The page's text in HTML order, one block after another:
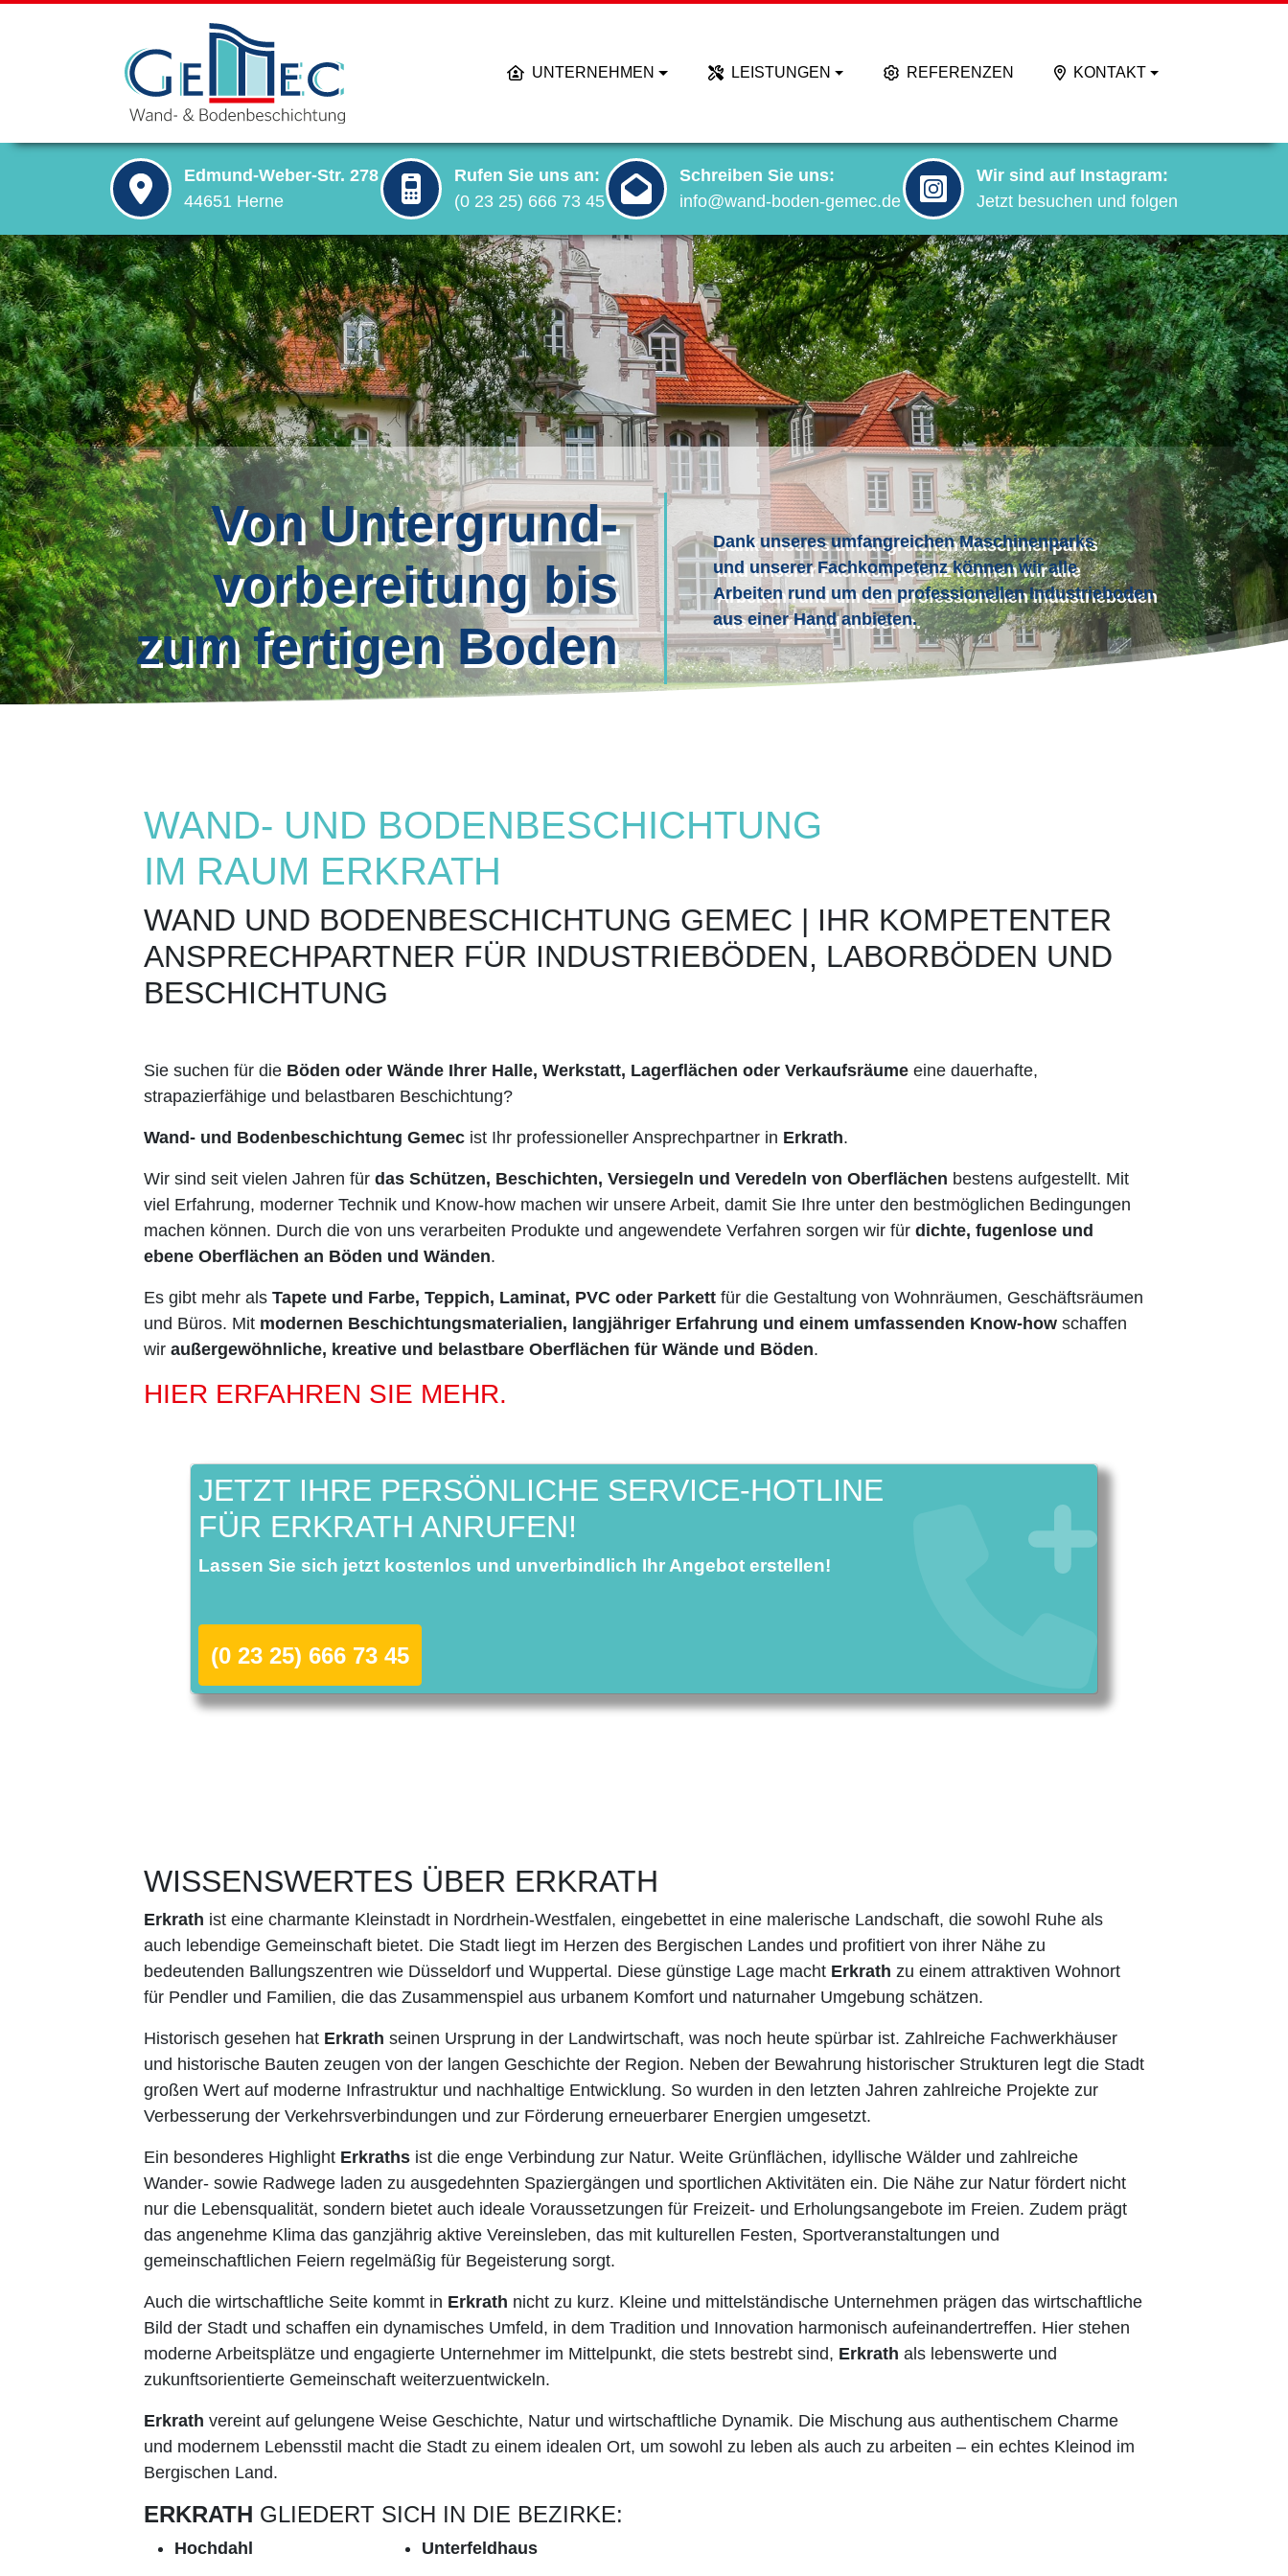
UNTERNEHMEN LEISTUNGEN REFERENZEN KONTAKT
Edmund-Weber-Str. 278
44651 Herne
Rufen Sie uns an:
(0 23 25) 666 73 45
Schreiben Sie uns:
info@wand-boden-gemec.de
Wir sind auf Instagram:
Jetzt besuchen und folgen
Von Untergrund-
vorbereitung bis
zum fertigen Boden
Dank unseres umfangreichen Maschinenparks
und unserer Fachkompetenz können wir alle
Arbeiten rund um den professionellen Industrieboden
aus einer Hand anbieten.
WAND- UND BODENBESCHICHTUNG
IM RAUM ERKRATH
WAND UND BODENBESCHICHTUNG GEMEC | IHR KOMPETENTER
ANSPRECHPARTNER FÜR INDUSTRIEBÖDEN, LABORBÖDEN UND
BESCHICHTUNG
Sie suchen für die Böden oder Wände Ihrer Halle, Werkstatt, Lagerflächen oder Verkaufsräume eine dauerhafte,
strapazierfähige und belastbaren Beschichtung?
Wand- und Bodenbeschichtung Gemec ist Ihr professioneller Ansprechpartner in Erkrath.
Wir sind seit vielen Jahren für das Schützen, Beschichten, Versiegeln und Veredeln von Oberflächen bestens aufgestellt. Mit
viel Erfahrung, moderner Technik und Know-how machen wir unsere Arbeit, damit Sie Ihre unter den bestmöglichen Bedingungen
machen können. Durch die von uns verarbeiten Produkte und angewendete Verfahren sorgen wir für dichte, fugenlose und
ebene Oberflächen an Böden und Wänden.
Es gibt mehr als Tapete und Farbe, Teppich, Laminat, PVC oder Parkett für die Gestaltung von Wohnräumen, Geschäftsräumen
und Büros. Mit modernen Beschichtungsmaterialien, langjähriger Erfahrung und einem umfassenden Know-how schaffen
wir außergewöhnliche, kreative und belastbare Oberflächen für Wände und Böden.
HIER ERFAHREN SIE MEHR.
JETZT IHRE PERSÖNLICHE SERVICE-HOTLINE
FÜR ERKRATH ANRUFEN!
Lassen Sie sich jetzt kostenlos und unverbindlich Ihr Angebot erstellen!
(0 23 25) 666 73 45
WISSENSWERTES ÜBER ERKRATH
Erkrath ist eine charmante Kleinstadt in Nordrhein-Westfalen, eingebettet in eine malerische Landschaft, die sowohl Ruhe als
auch lebendige Gemeinschaft bietet. Die Stadt liegt im Herzen des Bergischen Landes und profitiert von ihrer Nähe zu
bedeutenden Ballungszentren wie Düsseldorf und Wuppertal. Diese günstige Lage macht Erkrath zu einem attraktiven Wohnort
für Pendler und Familien, die das Zusammenspiel aus urbanem Komfort und naturnaher Umgebung schätzen.
Historisch gesehen hat Erkrath seinen Ursprung in der Landwirtschaft, was noch heute spürbar ist. Zahlreiche Fachwerkhäuser
und historische Bauten zeugen von der langen Geschichte der Region. Neben der Bewahrung historischer Strukturen legt die Stadt
großen Wert auf moderne Infrastruktur und nachhaltige Entwicklung. So wurden in den letzten Jahren zahlreiche Projekte zur
Verbesserung der Verkehrsverbindungen und zur Förderung erneuerbarer Energien umgesetzt.
Ein besonderes Highlight Erkraths ist die enge Verbindung zur Natur. Weite Grünflächen, idyllische Wälder und zahlreiche
Wander- sowie Radwege laden zu ausgedehnten Spaziergängen und sportlichen Aktivitäten ein. Die Nähe zur Natur fördert nicht
nur die Lebensqualität, sondern bietet auch ideale Voraussetzungen für Freizeit- und Erholungsangebote im Freien. Zudem prägt
das angenehme Klima das ganzjährig aktive Vereinsleben, das mit kulturellen Festen, Sportveranstaltungen und
gemeinschaftlichen Feiern regelmäßig für Begeisterung sorgt.
Auch die wirtschaftliche Seite kommt in Erkrath nicht zu kurz. Kleine und mittelständische Unternehmen prägen das wirtschaftliche
Bild der Stadt und schaffen ein dynamisches Umfeld, in dem Tradition und Innovation harmonisch aufeinandertreffen. Hier stehen
moderne Arbeitsplätze und engagierte Unternehmer im Mittelpunkt, die stets bestrebt sind, Erkrath als lebenswerte und
zukunftsorientierte Gemeinschaft weiterzuentwickeln.
Erkrath vereint auf gelungene Weise Geschichte, Natur und wirtschaftliche Dynamik. Die Mischung aus authentischem Charme
und modernem Lebensstil macht die Stadt zu einem idealen Ort, um sowohl zu leben als auch zu arbeiten – ein echtes Kleinod im
Bergischen Land.
ERKRATH GLIEDERT SICH IN DIE BEZIRKE:
Hochdahl Unterfeldhaus